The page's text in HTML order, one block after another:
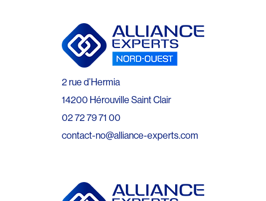
2 rue d’Hermia
14200 Hérouville Saint Clair
02 72 79 71 00
contact-no@alliance-experts.com